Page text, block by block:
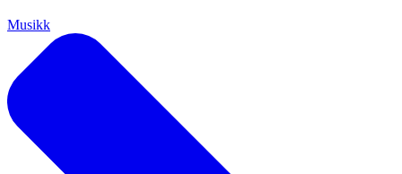
Musikk